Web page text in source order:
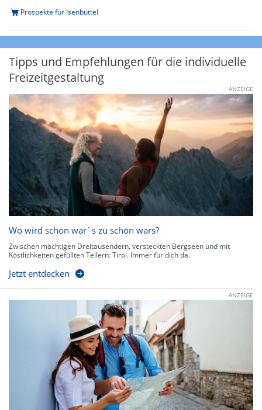
Prospekte für Isenbüttel
Tipps und Empfehlungen für die individuelle
Freizeitgestaltung
ANZEIGE
Wo wird schön wär`s zu schön wars?
Zwischen mächtigen Dreitausendern, versteckten Bergseen und mit
Köstlichkeiten gefüllten Tellern: Tirol. Immer für dich da.
Jetzt entdecken
ANZEIGE